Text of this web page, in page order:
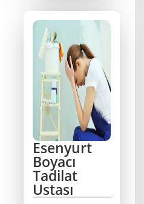
Esenyurt
Boyacı
Tadilat
Ustası